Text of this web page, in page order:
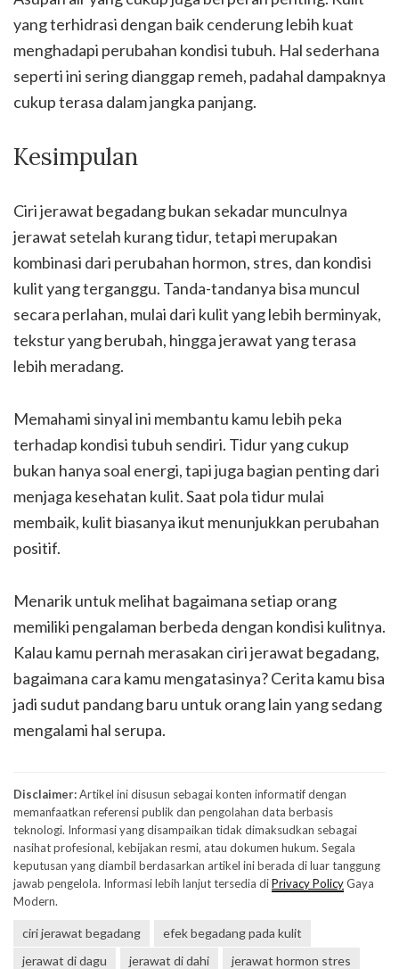
yang terhidrasi dengan baik cenderung lebih kuat
menghadapi perubahan kondisi tubuh. Hal sederhana
seperti ini sering dianggap remeh, padahal dampaknya
cukup terasa dalam jangka panjang.
Kesimpulan
Ciri jerawat begadang bukan sekadar munculnya
jerawat setelah kurang tidur, tetapi merupakan
kombinasi dari perubahan hormon, stres, dan kondisi
kulit yang terganggu. Tanda-tandanya bisa muncul
secara perlahan, mulai dari kulit yang lebih berminyak,
tekstur yang berubah, hingga jerawat yang terasa
lebih meradang.
Memahami sinyal ini membantu kamu lebih peka
terhadap kondisi tubuh sendiri. Tidur yang cukup
bukan hanya soal energi, tapi juga bagian penting dari
menjaga kesehatan kulit. Saat pola tidur mulai
membaik, kulit biasanya ikut menunjukkan perubahan
positif.
Menarik untuk melihat bagaimana setiap orang
memiliki pengalaman berbeda dengan kondisi kulitnya.
Kalau kamu pernah merasakan ciri jerawat begadang,
bagaimana cara kamu mengatasinya? Cerita kamu bisa
jadi sudut pandang baru untuk orang lain yang sedang
mengalami hal serupa.
Disclaimer:Artikel ini disusun sebagai konten informatif dengan
memanfaatkan referensi publik dan pengolahan data berbasis
teknologi. Informasi yang disampaikan tidak dimaksudkan sebagai
nasihat profesional, kebijakan resmi, atau dokumen hukum. Segala
keputusan yang diambil berdasarkan artikel ini berada di luar tanggung
jawab pengelola. Informasi lebih lanjut tersedia diPrivacy PolicyGaya
Modern.
ciri jerawat begadang
efek begadang pada kulit
jerawat di dagu
jerawat di dahi
jerawat hormon stres